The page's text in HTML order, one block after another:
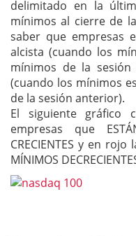
delimitado en la
mínimos al cierre de
saber que empresas
alcista (cuando los
mínimos de la
(cuando los mínimos
de la sesión anterior).
El siguiente gráfico
empresas que
CRECIENTES y en rojo
MÍNIMOS